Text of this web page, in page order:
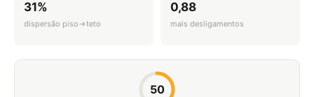
31%
dispersão piso→teto
0,88
mais desligamentos
50